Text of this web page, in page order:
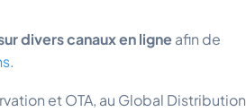
divers canaux en ligne afin de
et OTA, au Global Distribution